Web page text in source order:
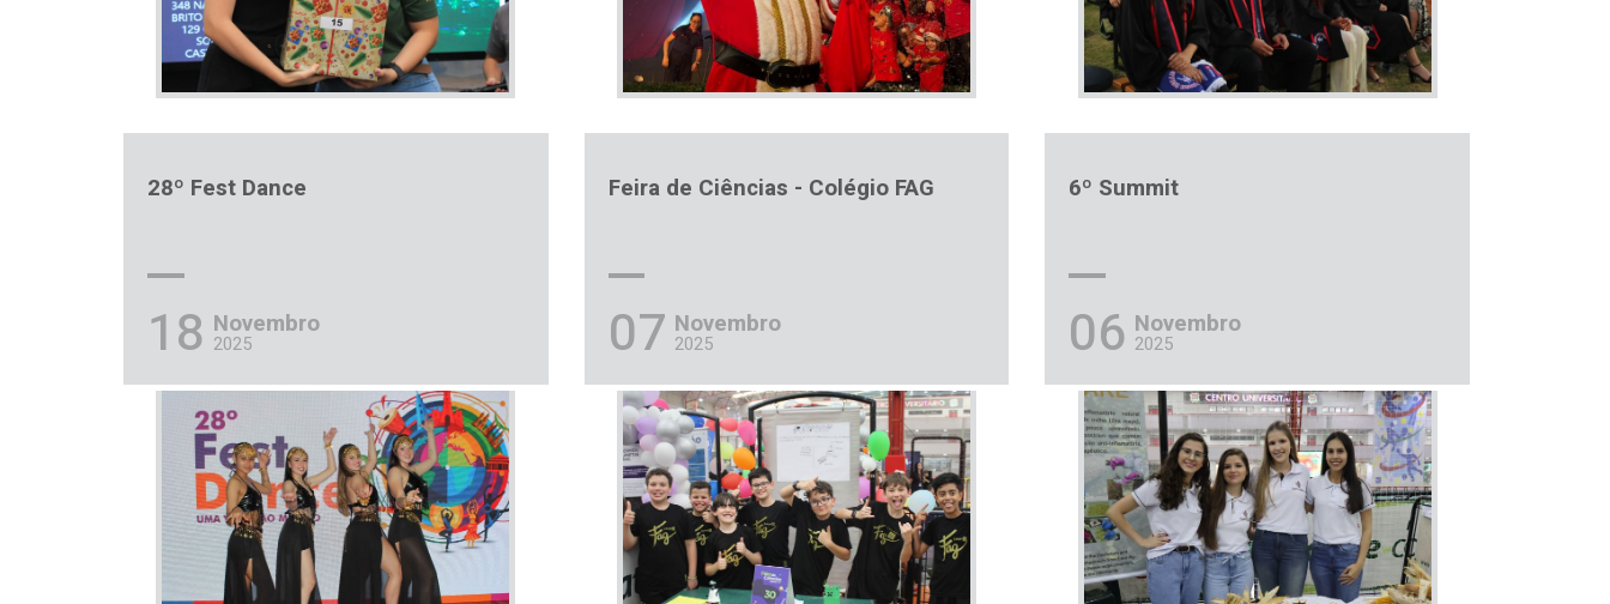
28º Fest Dance
18 Novembro
2025
Feira de Ciências - Colégio FAG
07 Novembro
2025
6º Summit
06 Novembro
2025